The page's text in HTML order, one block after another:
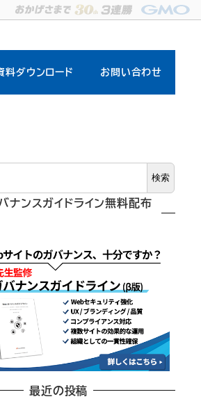
料ダウンロード お問い合わせ
検索
ナンスガイドライン無料配布
最近の投稿